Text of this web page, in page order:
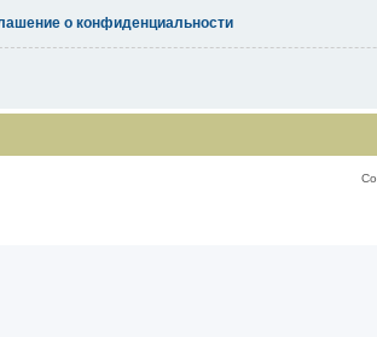
о конфиденциальности